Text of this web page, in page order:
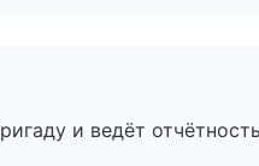
и ведёт